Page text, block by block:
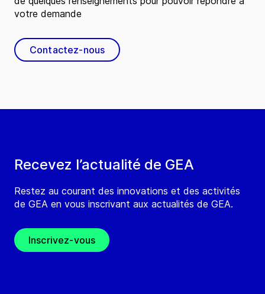
Recevez l’actualité de GEA
Restez au courant des innovations et des activités
de GEA en vous inscrivant aux actualités de GEA.
Inscrivez-vous
votre demande
Contactez-nous